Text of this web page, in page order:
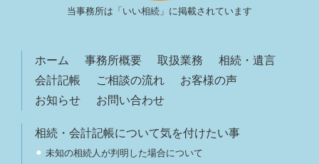
当事務所は「いい相続」に掲載されています
ホーム 事務所概要 取扱業務
相続・遺言
会計記帳
ご相談の流れ
お客様の声
お知らせ
お問い合わせ
相続・会計記帳について気を付けたい事
未知の相続人が判明した場合について